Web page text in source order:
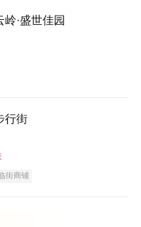
岭·盛世佳园
行街
街商铺